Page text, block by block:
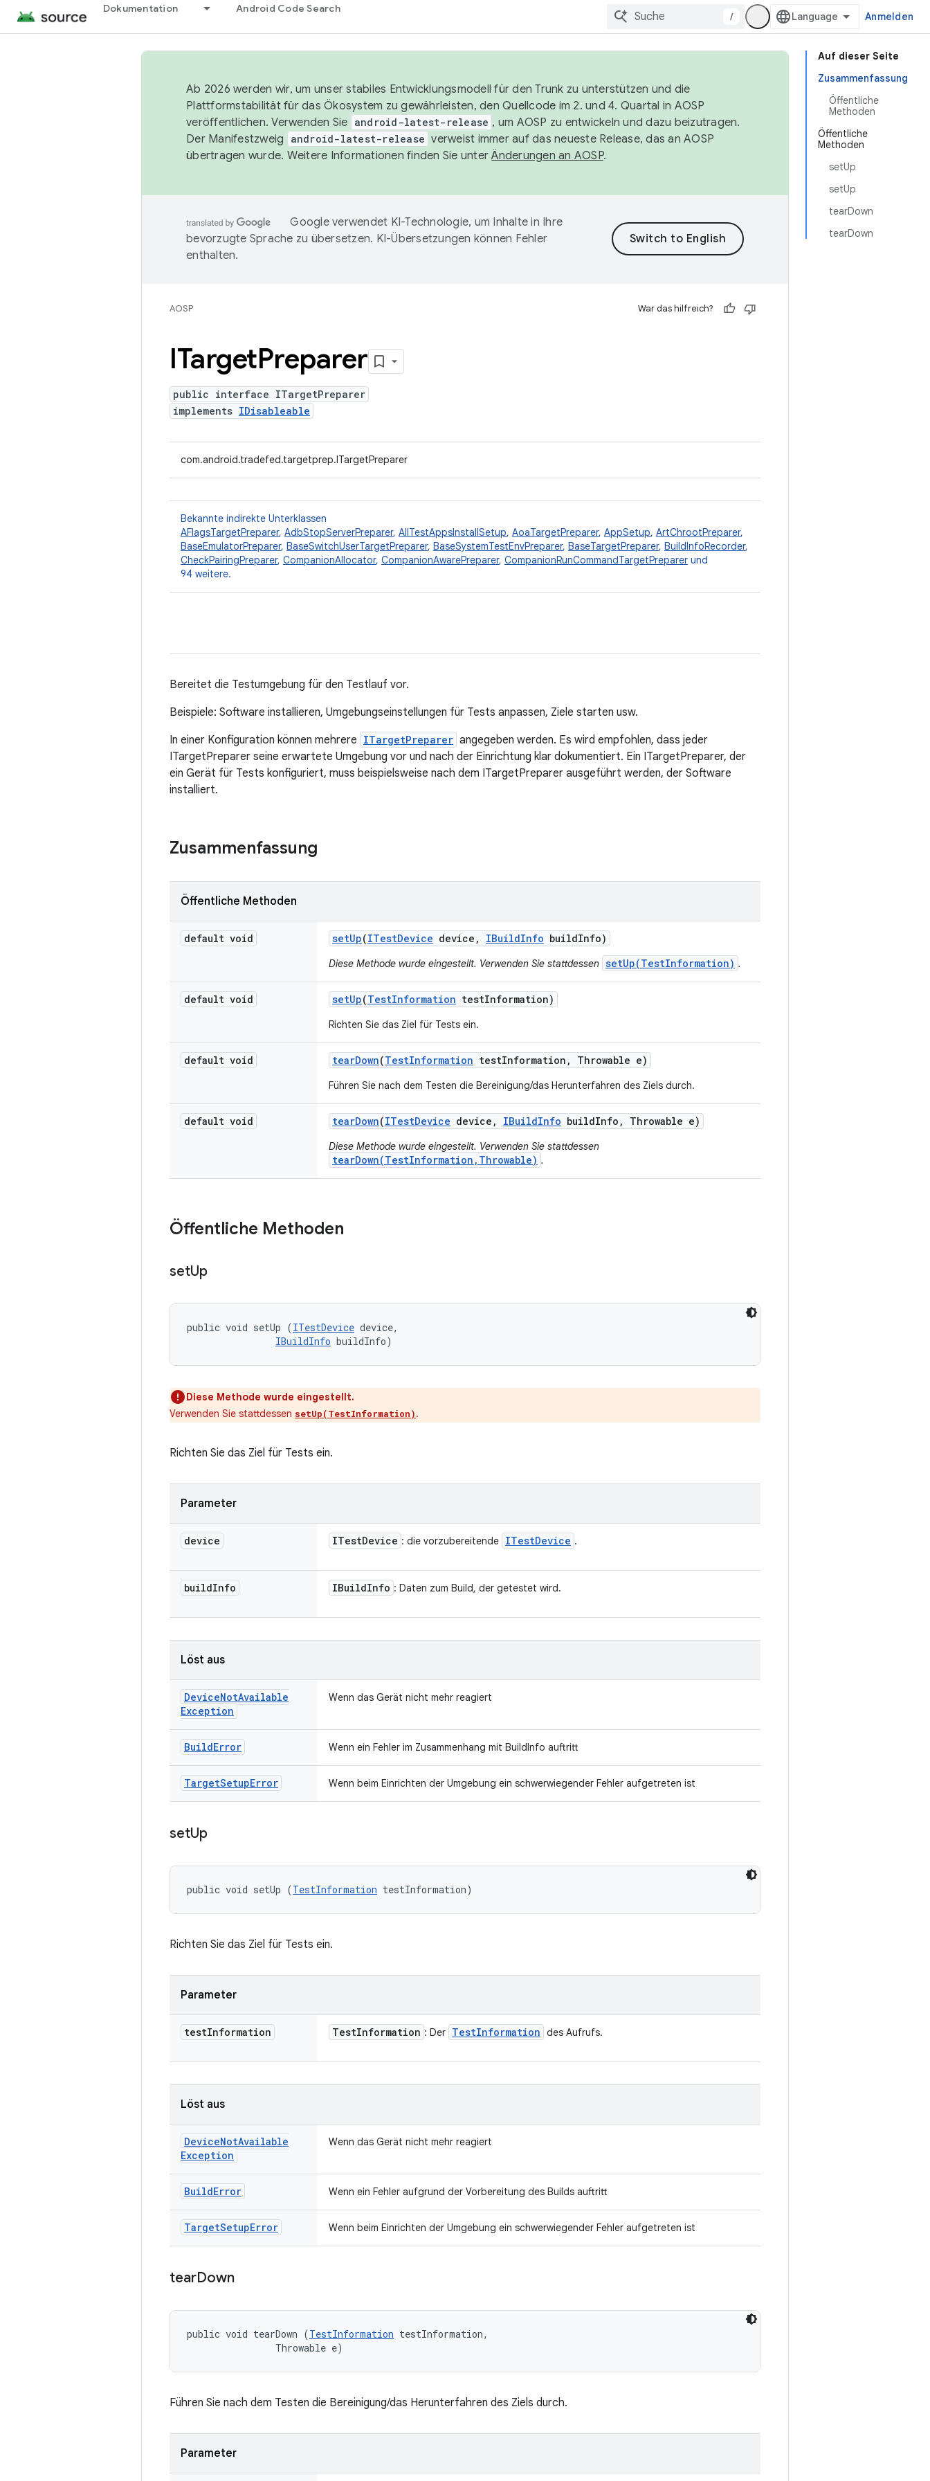
Dokumentation Android Code Search
/ Anmelden
Auf dieser Seite
Zusammenfassung
Öffentliche
Methoden
Öffentliche
Methoden
setUp
setUp
tearDown
tearDown
Ab 2026 werden wir, um unser stabiles Entwicklungsmodell für den Trunk zu unterstützen und die
Plattformstabilität für das Ökosystem zu gewährleisten, den Quellcode im 2. und 4. Quartal in AOSP
veröffentlichen. Verwenden Sie android-latest-release , um AOSP zu entwickeln und dazu beizutragen.
Der Manifestzweig
android-latest-release verweist immer auf das neueste Release, das an AOSP
übertragen wurde. Weitere Informationen finden Sie unterÄnderungen an AOSP.
Google verwendet KI-Technologie, um Inhalte in Ihre
bevorzugte Sprache zu übersetzen. KI-Übersetzungen können Fehler
enthalten.
AOSP War das hilfreich?
ITargetPreparer
public interface ITargetPreparer
implements IDisableable
com.android.tradefed.targetprep.ITargetPreparer
Bekannte indirekte Unterklassen
AFlagsTargetPreparer, AdbStopServerPreparer, AllTestAppsInstallSetup, AoaTargetPreparer, AppSetup, ArtChrootPreparer,
BaseEmulatorPreparer, BaseSwitchUserTargetPreparer, BaseSystemTestEnvPreparer, BaseTargetPreparer, BuildInfoRecorder,
CheckPairingPreparer, CompanionAllocator, CompanionAwarePreparer, CompanionRunCommandTargetPreparer und
94 weitere.
Bereitet die Testumgebung für den Testlauf vor.
Beispiele: Software installieren, Umgebungseinstellungen für Tests anpassen, Ziele starten usw.
In einer Konfiguration können mehrere ITargetPreparer angegeben werden. Es wird empfohlen, dass jeder
ITargetPreparer seine erwartete Umgebung vor und nach der Einrichtung klar dokumentiert. Ein ITargetPreparer, der
ein Gerät für Tests konfiguriert, muss beispielsweise nach dem ITargetPreparer ausgeführt werden, der Software
installiert.
Zusammenfassung
Öffentliche Methoden
default void setUp(ITestDevice device , IBuildInfo buildInfo)
Diese Methode wurde eingestellt. Verwenden Sie stattdessen setUp(TestInformation) .
default void setUp(TestInformation testInformation)
Richten Sie das Ziel für Tests ein.
default void tearDown(TestInformation testInformation , Throwable e)
Führen Sie nach dem Testen die Bereinigung/das Herunterfahren des Ziels durch.
default void tearDown(ITestDevice device , IBuildInfo buildInfo , Throwable e)
Diese Methode wurde eingestellt. Verwenden Sie stattdessen
tearDown(TestInformation,Throwable) .
Öffentliche Methoden
setUp
public void setUp (ITestDevice device,
IBuildInfo buildInfo)
Diese Methode wurde eingestellt.
Verwenden Sie stattdessen setUp(TestInformation).
Richten Sie das Ziel für Tests ein.
Parameter
device ITestDevice : die vorzubereitende ITestDevice .
buildInfo IBuildInfo : Daten zum Build, der getestet wird.
Löst aus
DeviceNotAvailable
Exception
Wenn das Gerät nicht mehr reagiert
BuildError Wenn ein Fehler im Zusammenhang mit BuildInfo auftritt
TargetSetupError Wenn beim Einrichten der Umgebung ein schwerwiegender Fehler aufgetreten ist
setUp
public void setUp (TestInformation testInformation)
Richten Sie das Ziel für Tests ein.
Parameter
testInformation TestInformation : Der TestInformation des Aufrufs.
Löst aus
DeviceNotAvailable
Exception
Wenn das Gerät nicht mehr reagiert
BuildError Wenn ein Fehler aufgrund der Vorbereitung des Builds auftritt
TargetSetupError Wenn beim Einrichten der Umgebung ein schwerwiegender Fehler aufgetreten ist
tearDown
public void tearDown (TestInformation testInformation,
                Throwable e)
Führen Sie nach dem Testen die Bereinigung/das Herunterfahren des Ziels durch.
Parameter